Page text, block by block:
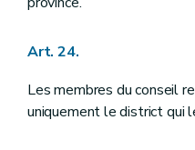
Art. 24.
Les membres du conseil
uniquement le district qui